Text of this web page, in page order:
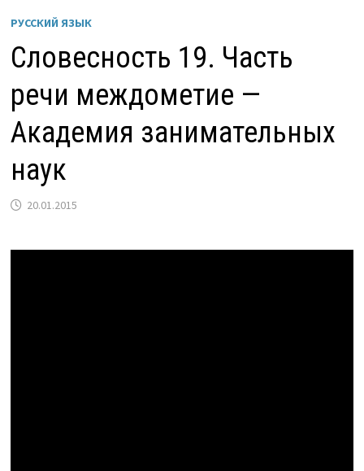
РУССКИЙ ЯЗЫК
Словесность 19. Часть
речи междометие —
Академия занимательных
наук
20.01.2015